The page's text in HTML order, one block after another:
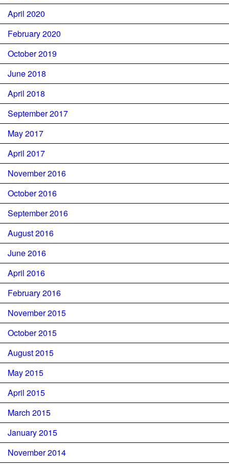
April 2020
February 2020
October 2019
June 2018
April 2018
September 2017
May 2017
April 2017
November 2016
October 2016
September 2016
August 2016
June 2016
April 2016
February 2016
November 2015
October 2015
August 2015
May 2015
April 2015
March 2015
January 2015
November 2014